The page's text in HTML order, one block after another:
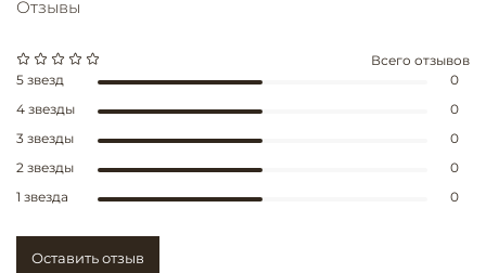
Отзывы
Всего отзывов
5 звезд
0
4 звезды
0
3 звезды
0
2 звезды
0
1 звезда
0
Оставить отзыв